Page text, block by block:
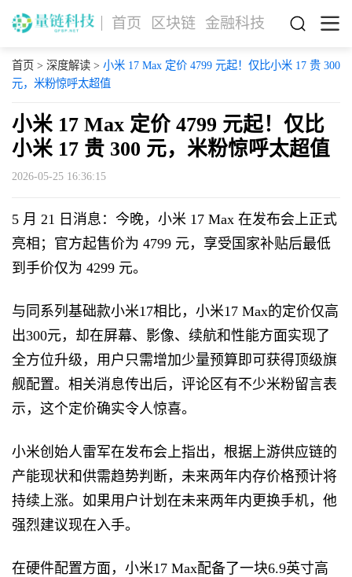
首页 区块链 金融科技
首页 > 深度解读> 小米 17 Max 定价 4799 元起！仅比小米 17 贵 300
元，米粉惊呼太超值
小米 17 Max 定价 4799 元起！仅比
小米 17 贵 300 元，米粉惊呼太超值
2026-05-25 16:36:15
5 月 21 日消息：今晚，小米 17 Max 在发布会上正式
亮相；官方起售价为 4799 元，享受国家补贴后最低
到手价仅为 4299 元。
与同系列基础款小米17相比，小米17 Max的定价仅高
出300元，却在屏幕、影像、续航和性能方面实现了
全方位升级，用户只需增加少量预算即可获得顶级旗
舰配置。相关消息传出后，评论区有不少米粉留言表
示，这个定价确实令人惊喜。
小米创始人雷军在发布会上指出，根据上游供应链的
产能现状和供需趋势判断，未来两年内存价格预计将
持续上涨。如果用户计划在未来两年内更换手机，他
强烈建议现在入手。
在硬件配置方面，小米17 Max配备了一块6.9英寸高